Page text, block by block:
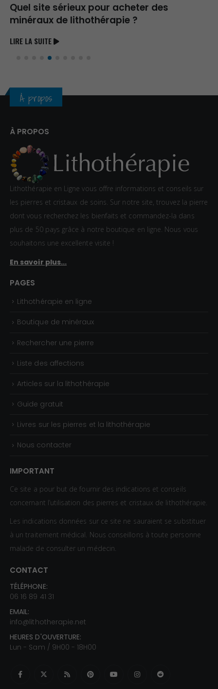
Quel site sérieux pour acheter des
minéraux de lithothérapie ?
LIRE LA SUITE
À propos
À PROPOS
Lithothérapie en Ligne vous offre informations et conseils sur
les pierres et cristaux de soins. Sur notre site, trouvez la pierre
dont vous recherchez les bienfaits et commandez-la dans
plus de 50 pays grâce à notre boutique en ligne. Nous vous
souhaitons une excellente visite !
En savoir plus...
PAGES
Lithothérapie en ligne
Boutique de minéraux
Rechercher une pierre
Liste des affections
Articles sur la lithothérapie
Guide gratuit
Livres sur les pierres et la lithothérapie
Nous contacter
IMPORTANT
Ce site a pour but de fournir des indications et conseils
concernant l’utilisation des pierres et cristaux de lithothérapie.
Les indications données sur ce site ne sauraient se substituer
à un traitement médical. Nous conseillons à toute personne
malade de consulter un médecin.
CONTACT
TÉLÉPHONE:
06 16 89 41 31
EMAIL:
info@lithotherapie.net
HEURES D'OUVERTURE:
Lun - Sam / 9H00 - 18H00